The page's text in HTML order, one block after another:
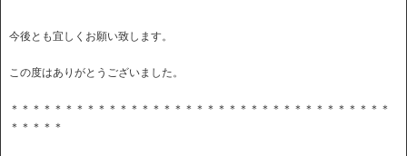
今後とも宜しくお願い致します。
この度はありがとうございました。
＊＊＊＊＊＊＊＊＊＊＊＊＊＊＊＊＊＊＊＊＊＊＊＊＊＊＊＊＊＊＊＊＊＊＊
＊＊＊＊＊